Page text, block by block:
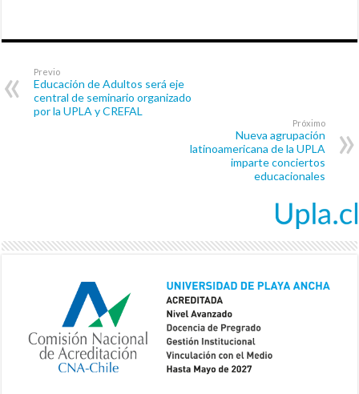
Previo
Educación de Adultos será eje
central de seminario organizado
por la UPLA y CREFAL
Próximo
Nueva agrupación
latinoamericana de la UPLA
imparte conciertos
educacionales